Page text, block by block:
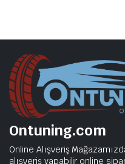
Ontuning.com
Online Alışveriş
alışveriş yapabilir online